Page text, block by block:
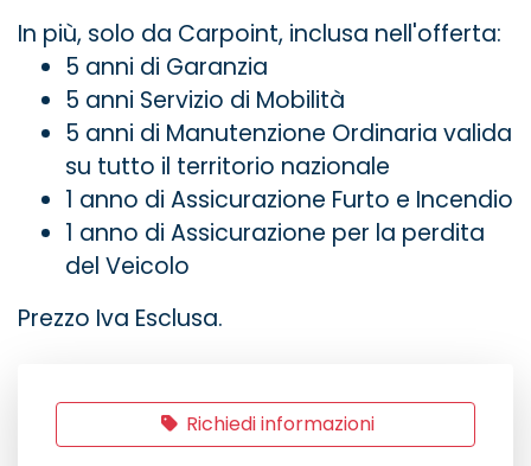
In più, solo da Carpoint, inclusa nell'offerta:
5 anni di Garanzia
5 anni Servizio di Mobilità
5 anni di Manutenzione Ordinaria valida
su tutto il territorio nazionale
1 anno di Assicurazione Furto e Incendio
1 anno di Assicurazione per la perdita
del Veicolo
Prezzo Iva Esclusa.
Richiedi informazioni